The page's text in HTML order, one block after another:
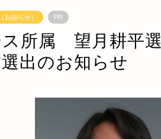
お知らせ） PR
所属 望月耕平
出のお知らせ